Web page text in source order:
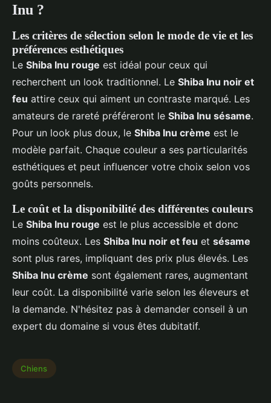
Inu ?
Les critères de sélection selon le mode de vie et les
préférences esthétiques
Le Shiba Inu rouge est idéal pour ceux qui
recherchent un look traditionnel. Le Shiba Inu noir et
feu attire ceux qui aiment un contraste marqué. Les
amateurs de rareté préféreront le Shiba Inu sésame.
Pour un look plus doux, le Shiba Inu crème est le
modèle parfait. Chaque couleur a ses particularités
esthétiques et peut influencer votre choix selon vos
goûts personnels.
Le coût et la disponibilité des différentes couleurs
Le Shiba Inu rouge est le plus accessible et donc
moins coûteux. Les Shiba Inu noir et feu et sésame
sont plus rares, impliquant des prix plus élevés. Les
Shiba Inu crème sont également rares, augmentant
leur coût. La disponibilité varie selon les éleveurs et
la demande. N'hésitez pas à demander conseil à un
expert du domaine si vous êtes dubitatif.
Chiens